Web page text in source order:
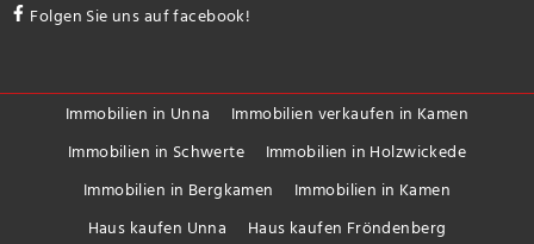
Folgen Sie uns auf facebook!
Immobilien in Unna
Immobilien verkaufen in Kamen
Immobilien in Schwerte
Immobilien in Holzwickede
Immobilien in Bergkamen
Immobilien in Kamen
Haus kaufen Unna
Haus kaufen Fröndenberg